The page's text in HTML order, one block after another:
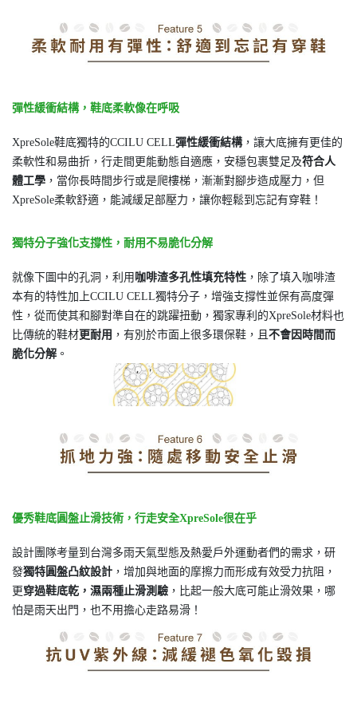
彈性緩衝結構，鞋底柔軟像在呼吸
XpreSole鞋底獨特的CCILU CELL彈性緩衝結構，讓大底擁有更佳的
柔軟性和易曲折，行走間更能動態自適應，安穩包裹雙足及符合人
體工學 ，當你長時間步行或是爬樓梯，漸漸對腳步造成壓力，但
XpreSole柔軟舒適，能減緩足部壓力，讓你輕鬆到忘記有穿鞋！
獨特分子強化支撐性，耐用不易脆化分解
就像下圖中的孔洞，利用 咖啡渣多孔性填充特性 ，除了填入咖啡渣
本有的特性加上CCILU CELL獨特分子，增強支撐性並保有高度彈
性，從而使其和腳對準自在的跳躍扭動，獨家專利的XpreSole材料也
比傳統的鞋材更耐用 ，有別於市面上很多環保鞋，且 不會因時間而
脆化分解 。
優秀鞋底圓盤止滑技術，行走安全XpreSole很在乎
設計團隊考量到台灣多雨天氣型態及熱愛戶外運動者們的需求，研
發獨特圓盤凸紋設計 ，增加與地面的摩擦力而形成有效受力抗阻，
更穿過鞋底乾，濕兩種止滑測驗 ，比起一般大底可能止滑效果，哪
怕是雨天出門，也不用擔心走路易滑！